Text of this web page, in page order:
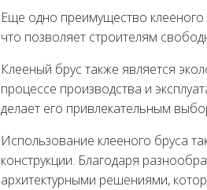
Еще одно преимущество клееного
что позволяет строителям
Клееный брус также является
процессе производства и
делает его привлекательным
Использование клееного бруса
конструкции. Благодаря
архитектурными решениями,